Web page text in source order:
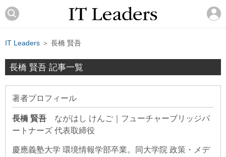
IT Leaders ＞ 長橋 賢吾
長橋 賢吾 記事一覧
著者プロフィール
長橋 賢吾 ながはし けんご
フューチャーブリッジパ
ートナーズ 代表取締役
慶應義塾大学 環境情報学部卒業。同大学院 政策・メデ